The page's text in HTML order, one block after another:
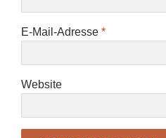
E-Mail-Adresse *
Website